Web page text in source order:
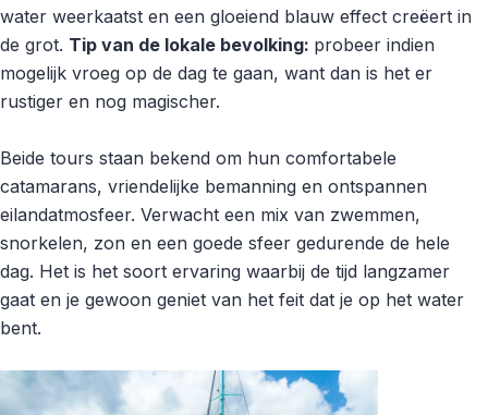
water weerkaatst en een gloeiend blauw effect creëert in
de grot. Tip van de lokale bevolking: probeer indien
mogelijk vroeg op de dag te gaan, want dan is het er
rustiger en nog magischer.
Beide tours staan bekend om hun comfortabele
catamarans, vriendelijke bemanning en ontspannen
eilandatmosfeer. Verwacht een mix van zwemmen,
snorkelen, zon en een goede sfeer gedurende de hele
dag. Het is het soort ervaring waarbij de tijd langzamer
gaat en je gewoon geniet van het feit dat je op het water
bent.